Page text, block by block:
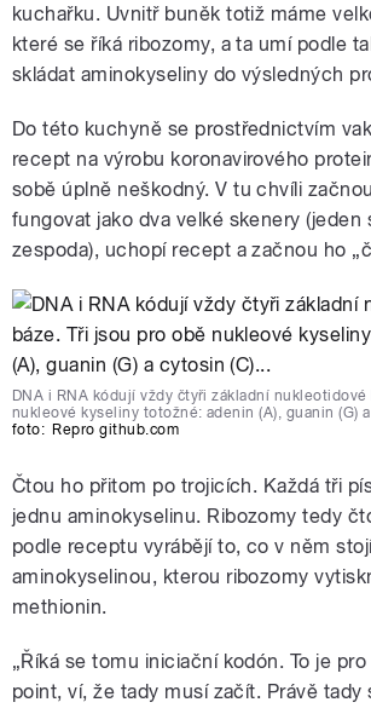
kuchařku. Uvnitř buněk totiž máme
které se říká ribozomy, a ta umí podle
skládat aminokyseliny do výsledných
Do této kuchyně se prostřednictvím
recept na výrobu koronavirového
sobě úplně neškodný. V tu chvíli
fungovat jako dva velké skenery (jeden
zespoda), uchopí recept a začnou ho
DNA i RNA kódují vždy čtyři základní
nukleové kyseliny totožné: adenin (A), guanin (G)
foto: Repro github.com
Čtou ho přitom po trojicích. Každá tři
jednu aminokyselinu. Ribozomy tedy
podle receptu vyrábějí to, co v něm
aminokyselinou, kterou ribozomy
methionin.
„Říká se tomu iniciační kodón. To je
point, ví, že tady musí začít. Právě tady